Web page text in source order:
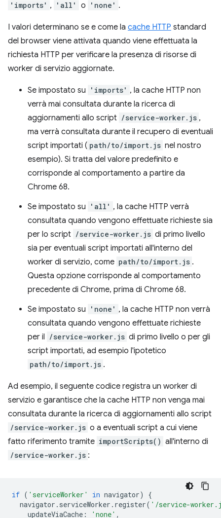
'imports' , 'all' o 'none' .
I valori determinano se e come la cache HTTP standard
del browser viene attivata quando viene effettuata la
richiesta HTTP per verificare la presenza di risorse di
worker di servizio aggiornate.
Se impostato su 'imports' , la cache HTTP non
verrà mai consultata durante la ricerca di
aggiornamenti allo script /service-worker.js ,
ma verrà consultata durante il recupero di eventuali
script importati ( path/to/import.js nel nostro
esempio). Si tratta del valore predefinito e
corrisponde al comportamento a partire da
Chrome 68.
Se impostato su
'all' , la cache HTTP verrà
consultata quando vengono effettuate richieste sia
per lo script /service-worker.js di primo livello
sia per eventuali script importati all'interno del
worker di servizio, come path/to/import.js .
Questa opzione corrisponde al comportamento
precedente di Chrome, prima di Chrome 68.
Se impostato su
'none' , la cache HTTP non verrà
consultata quando vengono effettuate richieste
per il /service-worker.js di primo livello o per gli
script importati, ad esempio l'ipotetico
path/to/import.js .
Ad esempio, il seguente codice registra un worker di
servizio e garantisce che la cache HTTP non venga mai
consultata durante la ricerca di aggiornamenti allo script
/service-worker.js o a eventuali script a cui viene
fatto riferimento tramite importScripts() all'interno di
/service-worker.js :
if ( 'serviceWorker' in navigator)
{
navigator . serviceWorker . register( '/service-
updateViaCache : 'none' ,